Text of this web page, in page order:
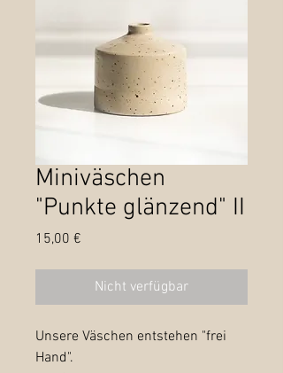
Miniväschen
"Punkte glänzend" II
15,00 €
Nicht verfügbar
Unsere Väschen entstehen "frei
Hand".